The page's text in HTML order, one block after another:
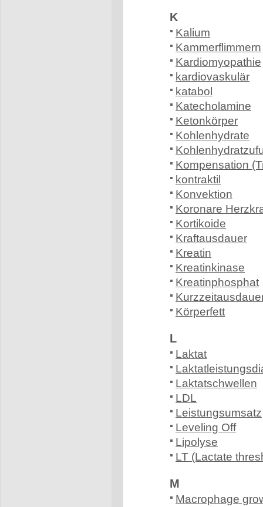
K
Kalium
Kammerflimmern
Kardiomyopathie
kardiovaskulär
katabol
Katecholamine
Ketonkörper
Kohlenhydrate
Kompensation
kontraktil
Konvektion
Koronare
Kortikoide
Kraftausdauer
Kreatin
Kreatinkinase
Kreatinphosphat
Körperfett
L
Laktat
Laktatschwellen
LDL
Leistungsumsatz
Leveling Off
Lipolyse
LT (Lactate
M
Macrophage